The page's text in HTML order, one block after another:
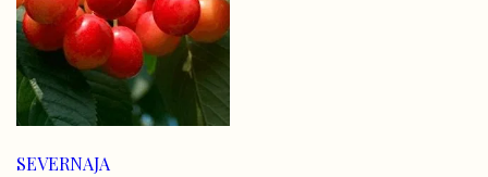
SEVERNAJA